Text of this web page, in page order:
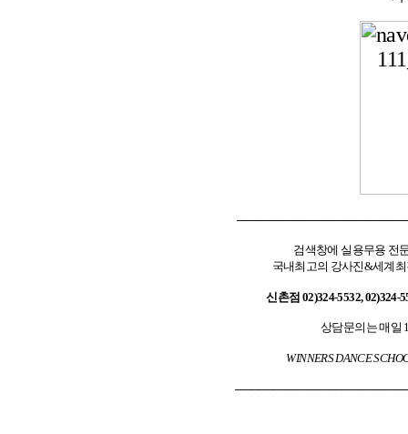
검색창에 실용무용 전
국내최고의 강사진&세계
신촌점 02)324-5532, 02)324-
상담문의는 매일
WINNERS DANCE